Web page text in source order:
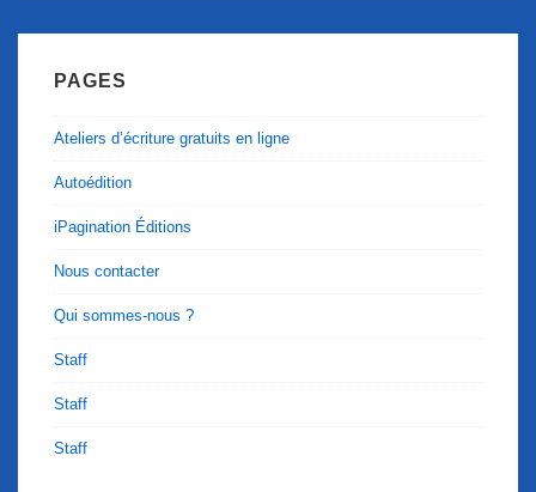
PAGES
Ateliers d’écriture gratuits en ligne
Autoédition
iPagination Éditions
Nous contacter
Qui sommes-nous ?
Staff
Staff
Staff